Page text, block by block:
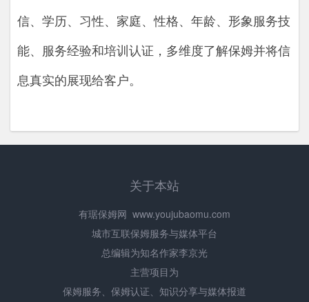
信、学历、习性、家庭、性格、年龄、形象服务技
能、服务经验和培训认证，多维度了解保姆并将信
息真实的展现给客户。
关于本站
有琚保姆网 www.youjubaomu.com
城市互联保姆服务与媒体平台
总编辑为知名作家李京光
主营项目为
保姆服务、保姆认证、知识分享与媒体报道